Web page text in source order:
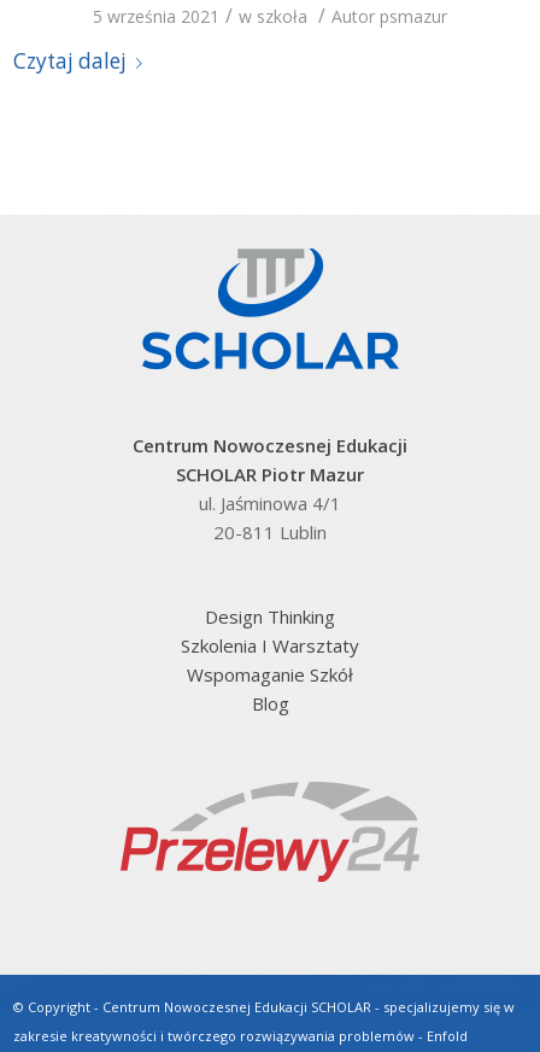
5 września 2021 / w szkoła / Autor psmazur
Czytaj dalej
Centrum Nowoczesnej Edukacji
SCHOLAR Piotr Mazur
ul. Jaśminowa 4/1
20-811 Lublin
Design Thinking
Szkolenia I Warsztaty
Wspomaganie Szkół
Blog
© Copyright - Centrum Nowoczesnej Edukacji SCHOLAR - specjalizujemy się w
zakresie kreatywności i twórczego rozwiązywania problemów - Enfold